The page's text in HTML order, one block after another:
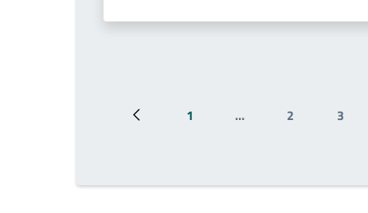
Pagina precedente
Prima pagina
1 …
Pagina
2
Pagina
3